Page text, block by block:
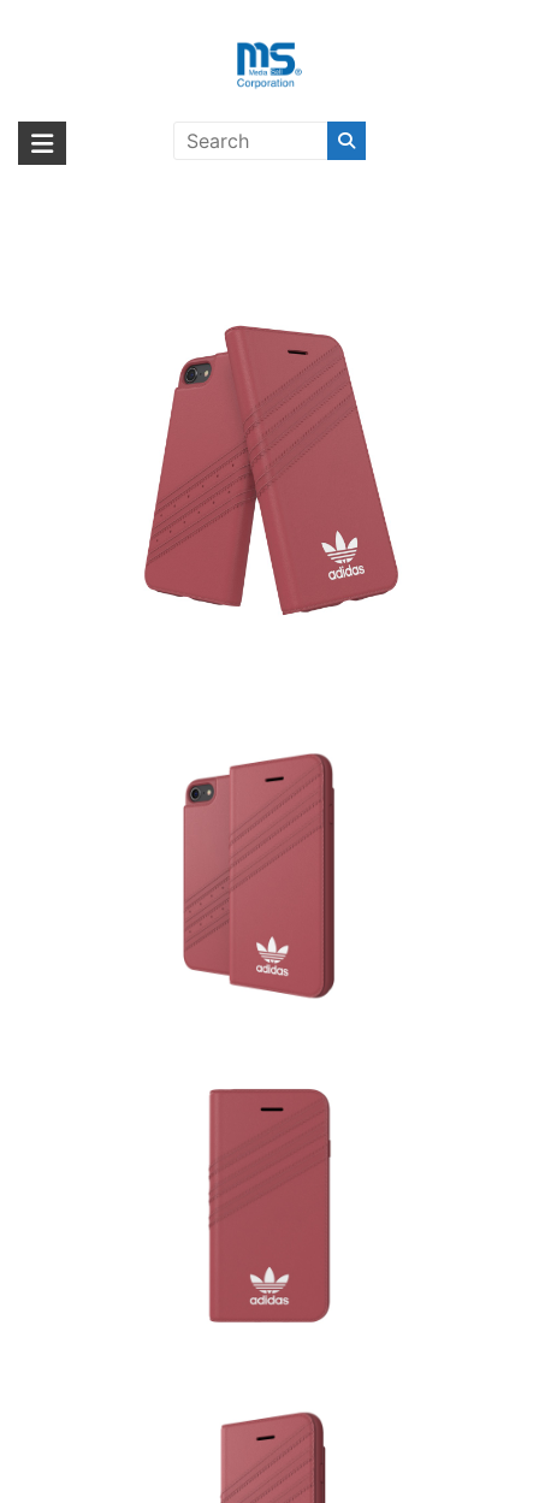
海外輸入ブランド商品｜株式会社
海外事業部が取り揃えている海外輸入商品には、日本では珍しい「海外ブ
ランド」をはじめ「ユニークな商品」「機能的な商品」「コストパフォー
GAZELLE iPhone 8 Pink〔アディダ